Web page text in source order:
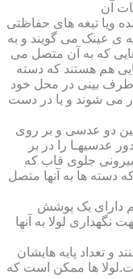
آن
ویا تیغه های حفاظتی
ی عینک می گویند و به
که به آن متصل می
هم هستند که دسته
طرف بینی در محل خود
می شوند و یا در دست
دو عدسی و بر روی
عدسیهـا را در بر
جلوی قاب که
دسته ها به آنها متصل
دارای یک پوشش
لولا به آنها
و تعداد پایه هایشان
ها ممکن است که